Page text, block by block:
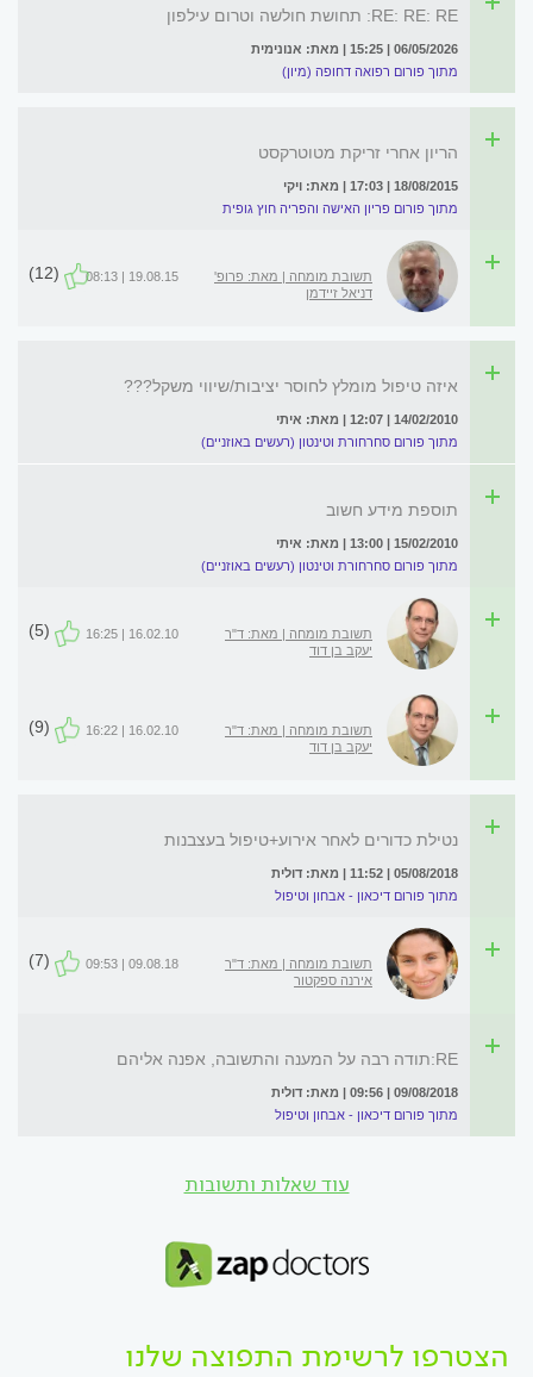
RE: RE: RE: תחושת חולשה וטרום עילפון
06/05/2026 | 15:25 | מאת: אנונימית
מתוך פורום רפואה דחופה (מיון)
הריון אחרי זריקת מטוטרקסט
18/08/2015 | 17:03 | מאת: ויקי
מתוך פורום פריון האישה והפריה חוץ גופית
תשובת מומחה | מאת: פרופ'
דניאל זיידמן
19.08.15 | 08:13
(12)
איזה טיפול מומלץ לחוסר יציבות/שיווי משקל???
14/02/2010 | 12:07 | מאת: איתי
מתוך פורום סחרחורת וטינטון (רעשים באוזניים)
תוספת מידע חשוב
15/02/2010 | 13:00 | מאת: איתי
מתוך פורום סחרחורת וטינטון (רעשים באוזניים)
תשובת מומחה | מאת: ד"ר
יעקב בן דוד
16.02.10 | 16:25
(5)
תשובת מומחה | מאת: ד"ר
יעקב בן דוד
16.02.10 | 16:22
(9)
נטילת כדורים לאחר אירוע+טיפול בעצבנות
05/08/2018 | 11:52 | מאת: דולית
מתוך פורום דיכאון - אבחון וטיפול
תשובת מומחה | מאת: ד"ר
אירנה ספקטור
09.08.18 | 09:53
(7)
RE:תודה רבה על המענה והתשובה, אפנה אליהם
09/08/2018 | 09:56 | מאת: דולית
מתוך פורום דיכאון - אבחון וטיפול
עוד שאלות ותשובות
הצטרפו לרשימת התפוצה שלנו